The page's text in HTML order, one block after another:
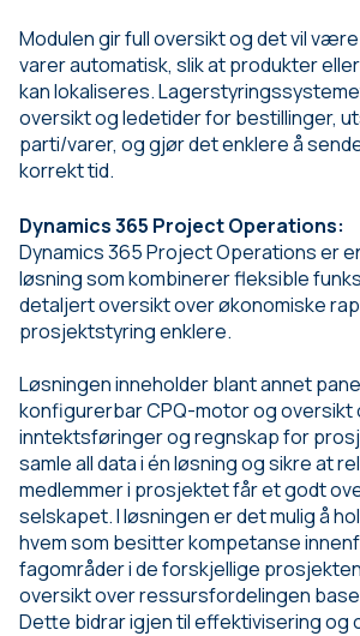
Modulen gir full oversikt og det vil
varer automatisk, slik at produkter
kan lokaliseres.
oversikt og ledetider for bestillinger,
parti/varer, og gjør det enklere å
korrekt tid.
Dynamics 365 Project Operations:
Dynamics 365 Project Operations er
løsning som kombinerer fleksible
detaljert oversikt over økonomiske
prosjektstyring enklere.
Løsningen inneholder blant annet panel
konfigurerbar CPQ-motor og oversikt
inntektsføringer og regnskap for
samle all data i én løsning og sikre at
medlemmer i prosjektet får et godt
selskapet. I løsningen er det mulig å
hvem som besitter kompetanse
fagområder i de forskjellige
oversikt over ressursfordelingen
Dette bidrar igjen til effektivisering og